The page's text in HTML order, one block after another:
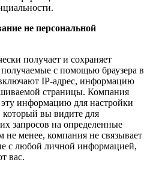
не персональной
получает и сохраняет
с помощью браузера в
IP-адрес, информацию
страницы. Компания
информацию для настройки
который вы видите для
запросов на определенные
не менее, компания не связывает
с любой личной информацией,
вас.